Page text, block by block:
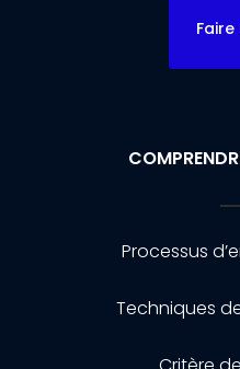
Processus
Techniques